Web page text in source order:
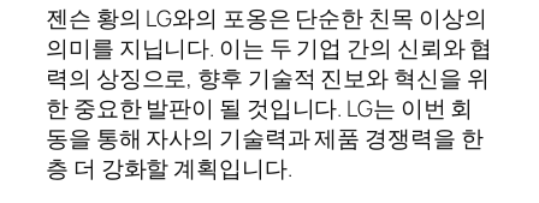
젠슨 황의 LG와의 포옹은 단순한 친목 이상의
의미를 지닙니다. 이는 두 기업 간의 신뢰와 협
력의 상징으로, 향후 기술적 진보와 혁신을 위
한 중요한 발판이 될 것입니다. LG는 이번 회
동을 통해 자사의 기술력과 제품 경쟁력을 한
층 더 강화할 계획입니다.